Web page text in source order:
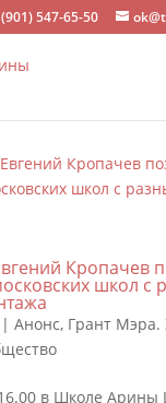
547-65-50
Кропачев
школ с
| Анонс, Грант Мэра.
в Школе